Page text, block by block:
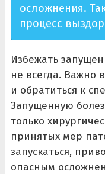
осложнения.
процесс
Избежать
не всегда. Важно
и обратиться к
Запущенную
только
принятых мер
запускаться,
опасным